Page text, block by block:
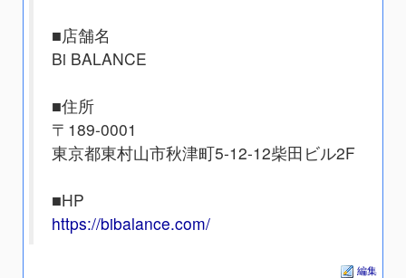
■店舗名
Bi BALANCE
■住所
〒189-0001
東京都東村山市秋津町5-12-12柴田ビル2F
■HP
https://bibalance.com/
編集